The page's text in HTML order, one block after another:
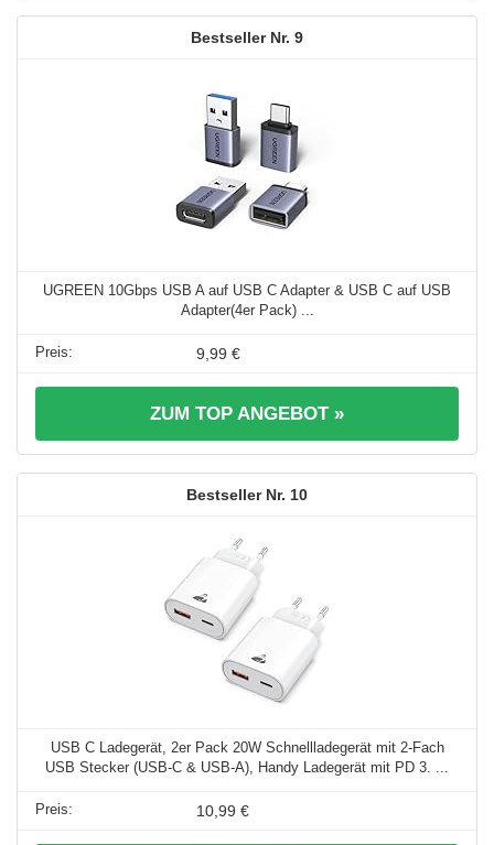
9
UGREEN 10Gbps USB A auf USB C Adapter & USB C auf USB
Adapter(4er Pack) ...
9,99 €
ZUM TOP ANGEBOT »
10
USB C Ladegerät, 2er Pack 20W Schnellladegerät mit 2-Fach
USB Stecker (USB-C & USB-A), Handy Ladegerät mit PD 3. ...
10,99 €